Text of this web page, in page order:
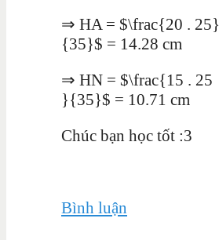
⇒ HA = $\frac{20 . 25}
{35}$ = 14.28 cm
⇒ HN = $\frac{15 . 25
}{35}$ = 10.71 cm
Chúc bạn học tốt :3
Bình luận